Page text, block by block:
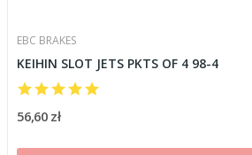
EBC BRAKES
KEIHIN SLOT JETS PKTS OF 4 98-4
56,60 zł